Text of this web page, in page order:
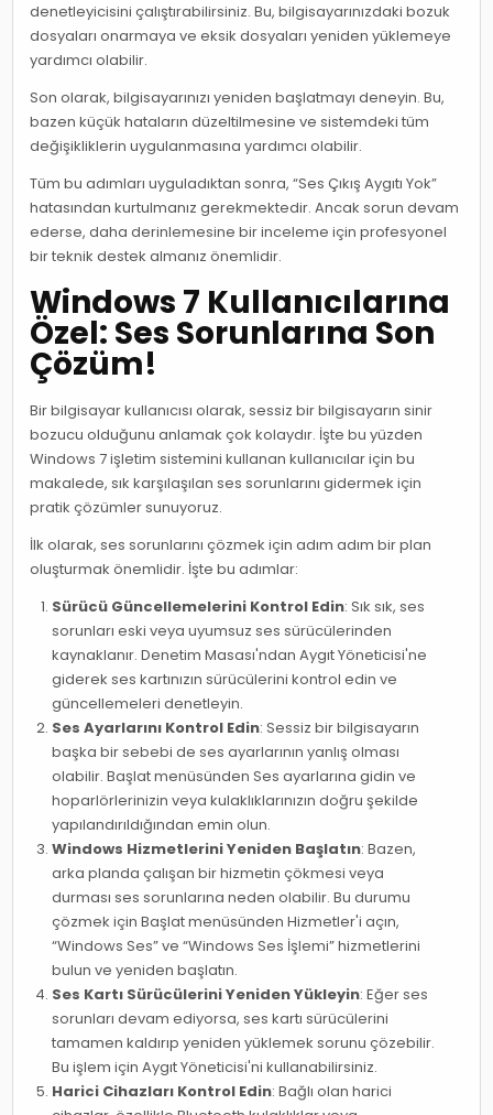
denetleyicisini çalıştırabilirsiniz. Bu, bilgisayarınızdaki bozuk
dosyaları onarmaya ve eksik dosyaları yeniden yüklemeye
yardımcı olabilir.
Son olarak, bilgisayarınızı yeniden başlatmayı deneyin. Bu,
bazen küçük hataların düzeltilmesine ve sistemdeki tüm
değişikliklerin uygulanmasına yardımcı olabilir.
Tüm bu adımları uyguladıktan sonra, “Ses Çıkış Aygıtı Yok”
hatasından kurtulmanız gerekmektedir. Ancak sorun devam
ederse, daha derinlemesine bir inceleme için profesyonel
bir teknik destek almanız önemlidir.
Windows 7 Kullanıcılarına
Özel: Ses Sorunlarına Son
Çözüm!
Bir bilgisayar kullanıcısı olarak, sessiz bir bilgisayarın sinir
bozucu olduğunu anlamak çok kolaydır. İşte bu yüzden
Windows 7 işletim sistemini kullanan kullanıcılar için bu
makalede, sık karşılaşılan ses sorunlarını gidermek için
pratik çözümler sunuyoruz.
İlk olarak, ses sorunlarını çözmek için adım adım bir plan
oluşturmak önemlidir. İşte bu adımlar:
Sürücü Güncellemelerini Kontrol Edin: Sık sık, ses
sorunları eski veya uyumsuz ses sürücülerinden
kaynaklanır. Denetim Masası'ndan Aygıt Yöneticisi'ne
giderek ses kartınızın sürücülerini kontrol edin ve
güncellemeleri denetleyin.
Ses Ayarlarını Kontrol Edin: Sessiz bir bilgisayarın
başka bir sebebi de ses ayarlarının yanlış olması
olabilir. Başlat menüsünden Ses ayarlarına gidin ve
hoparlörlerinizin veya kulaklıklarınızın doğru şekilde
yapılandırıldığından emin olun.
Windows Hizmetlerini Yeniden Başlatın: Bazen,
arka planda çalışan bir hizmetin çökmesi veya
durması ses sorunlarına neden olabilir. Bu durumu
çözmek için Başlat menüsünden Hizmetler'i açın,
“Windows Ses” ve “Windows Ses İşlemi” hizmetlerini
bulun ve yeniden başlatın.
Ses Kartı Sürücülerini Yeniden Yükleyin: Eğer ses
sorunları devam ediyorsa, ses kartı sürücülerini
tamamen kaldırıp yeniden yüklemek sorunu çözebilir.
Bu işlem için Aygıt Yöneticisi'ni kullanabilirsiniz.
Harici Cihazları Kontrol Edin: Bağlı olan harici